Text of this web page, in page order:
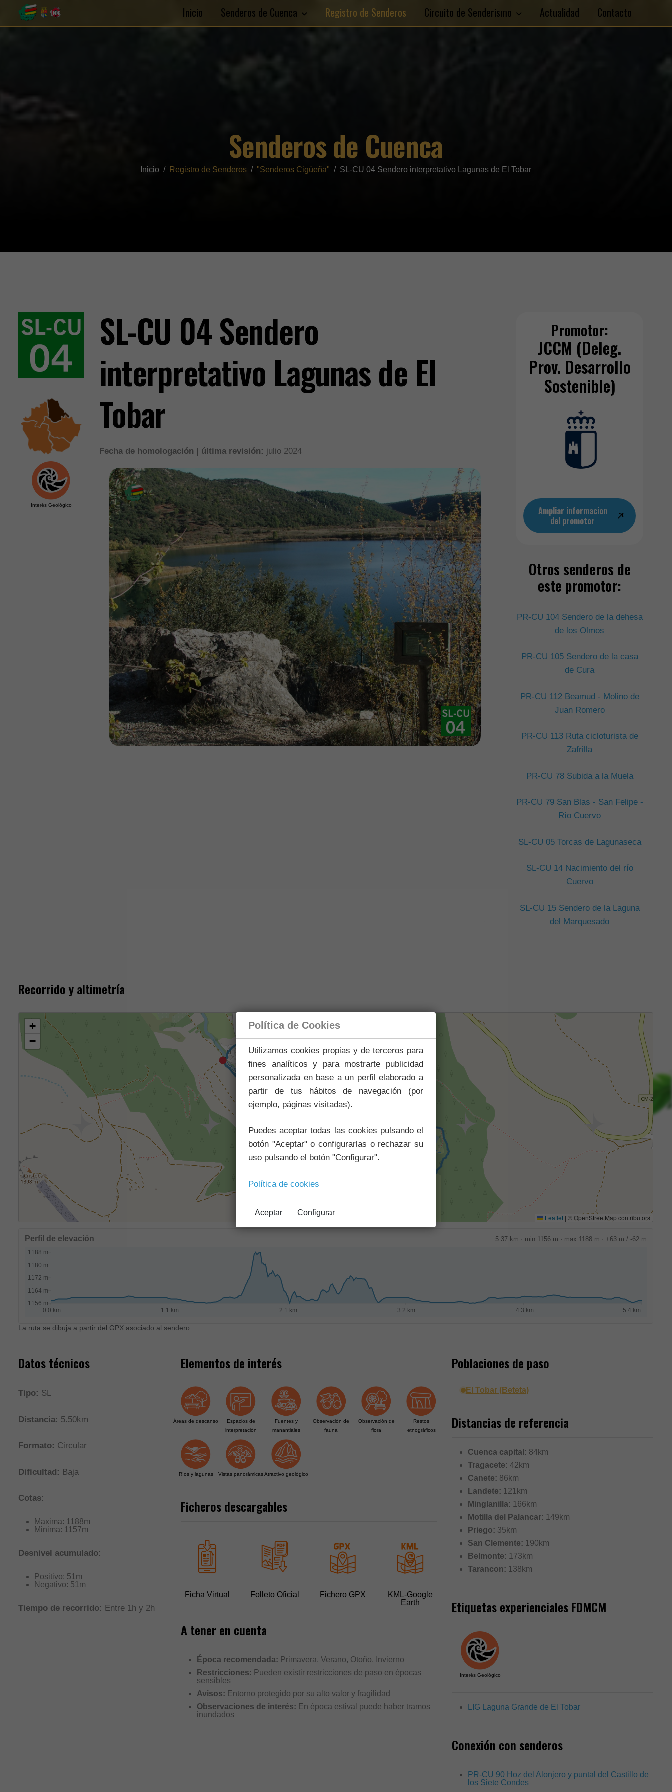
Inicio Senderos de Cuenca Registro de Senderos Circuito de Senderismo Actualidad Contacto
Senderos de Cuenca
Inicio Registro de Senderos "Senderos Cigüeña" SL-CU 04 Sendero interpretativo Lagunas de El Tobar
Interés Geológico
SL-CU 04 Sendero
interpretativo Lagunas de El
Tobar
Fecha de homologación | última revisión: julio 2024
Promotor:
JCCM (Deleg.
Prov. Desarrollo
Sostenible)
Ampliar informacion
del promotor
Otros senderos de
este promotor:
PR-CU 104 Sendero de la dehesa
de los Olmos
PR-CU 105 Sendero de la casa
de Cura
PR-CU 112 Beamud - Molino de
Juan Romero
PR-CU 113 Ruta cicloturista de
Zafrilla
PR-CU 78 Subida a la Muela
PR-CU 79 San Blas - San Felipe -
Río Cuervo
SL-CU 05 Torcas de Lagunaseca
SL-CU 14 Nacimiento del río
Cuervo
SL-CU 15 Sendero de la Laguna
del Marquesado
Recorrido y altimetría
+
−
Leaflet | © OpenStreetMap contributors
Perfil de elevación 5.37 km · min 1156 m · max 1188 m · +63 m / -62 m
La ruta se dibuja a partir del GPX asociado al sendero.
Datos técnicos
Tipo: SL
Distancia: 5.50km
Formato: Circular
Dificultad: Baja
Cotas:
Maxima: 1188m
Minima: 1157m
Desnivel acumulado:
Positivo: 51m
Negativo: 51m
Tiempo de recorrido: Entre 1h y 2h
Elementos de interés
Áreas de descanso
Espacios de
interpretación
Fuentes y
manantiales
Observación de
fauna
Observación de
flora
Restos
etnográficos
Ríos y lagunas Vistas panorámicasAtractivo geológico
Ficheros descargables
Ficha Virtual Folleto Oficial Fichero GPX
KML-Google
Earth
A tener en cuenta
Época recomendada: Primavera, Verano, Otoño, Invierno
Restricciones: Pueden existir restricciones de paso en épocas
sensibles
Avisos: Entorno protegido por su alto valor y fragilidad
Observaciones de interés: En época estival puede haber tramos
inundados
Poblaciones de paso
El Tobar (Beteta)
Distancias de referencia
Cuenca capital: 84km
Tragacete: 42km
Canete: 86km
Landete: 121km
Minglanilla: 166km
Motilla del Palancar: 149km
Priego: 35km
San Clemente: 190km
Belmonte: 173km
Tarancon: 138km
Etiquetas experienciales FDMCM
Interés Geológico
LIG Laguna Grande de El Tobar
Conexión con senderos
PR-CU 90 Hoz del Alonjero y puntal del Castillo de
los Siete Condes
Política de Cookies
Utilizamos cookies propias y de terceros para
fines analíticos y para mostrarte publicidad
personalizada en base a un perfil elaborado a
partir de tus hábitos de navegación (por
ejemplo, páginas visitadas).
Puedes aceptar todas las cookies pulsando el
botón "Aceptar" o configurarlas o rechazar su
uso pulsando el botón "Configurar".
Política de cookies
Aceptar Configurar